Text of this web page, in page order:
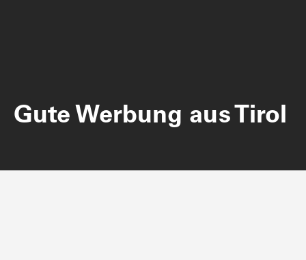
Gute Werbung aus Tirol